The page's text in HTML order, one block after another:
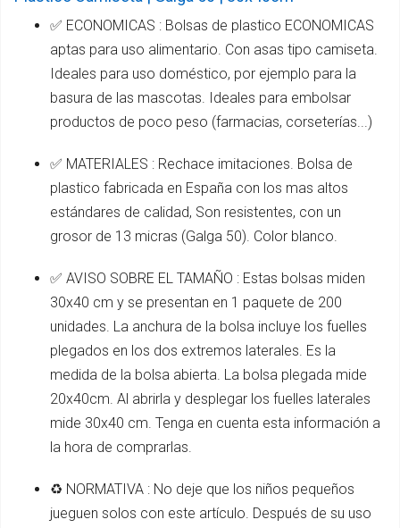
✅ ECONOMICAS : Bolsas de plastico ECONOMICAS
aptas para uso alimentario. Con asas tipo camiseta.
Ideales para uso doméstico, por ejemplo para la
basura de las mascotas. Ideales para embolsar
productos de poco peso (farmacias, corseterías...)
✅ MATERIALES : Rechace imitaciones. Bolsa de
plastico fabricada en España con los mas altos
estándares de calidad, Son resistentes, con un
grosor de 13 micras (Galga 50). Color blanco.
✅ AVISO SOBRE EL TAMAÑO : Estas bolsas miden
30x40 cm y se presentan en 1 paquete de 200
unidades. La anchura de la bolsa incluye los fuelles
plegados en los dos extremos laterales. Es la
medida de la bolsa abierta. La bolsa plegada mide
20x40cm. Al abrirla y desplegar los fuelles laterales
mide 30x40 cm. Tenga en cuenta esta información a
la hora de comprarlas.
♻️ NORMATIVA : No deje que los niños pequeños
jueguen solos con este artículo. Después de su uso